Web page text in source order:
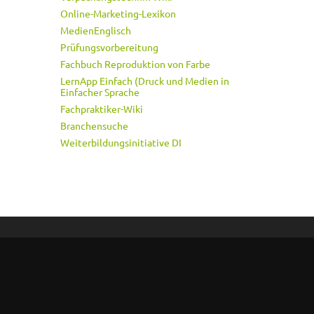
Online-Marketing-Lexikon
MedienEnglisch
Prüfungsvorbereitung
Fachbuch Reproduktion von Farbe
LernApp Einfach (Druck und Medien in
Einfacher Sprache
Fachpraktiker-Wiki
Branchensuche
Weiterbildungsinitiative DI